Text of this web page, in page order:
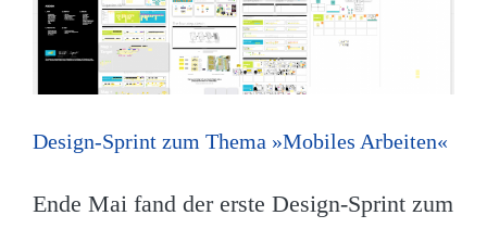
Design-Sprint zum Thema »Mobiles Arbeiten«
Ende Mai fand der erste Design-Sprint zum